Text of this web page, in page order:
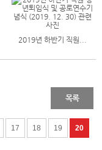
2019년 하반기 직원...
목록
17 18 19 20